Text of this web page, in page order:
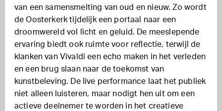
van een samensmelting van oud en nieuw. Zo wordt
de Oosterkerk tijdelijk een portaal naar een
droomwereld vol licht en geluid. De meeslepende
ervaring biedt ook ruimte voor reflectie, terwijl de
klanken van Vivaldi een echo maken in het verleden
en een brug slaan naar de toekomst van
kunstbeleving. De live performance laat het publiek
niet alleen luisteren, maar nodigt hen uit om een
actieve deelnemer te worden in het creatieve